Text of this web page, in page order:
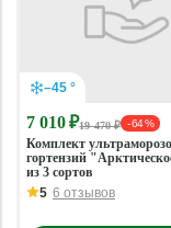
–45 °
7 010 ₽19 470 ₽ - 64 %
Комплект
гортензий
из 3 сортов
5 6 отзывов